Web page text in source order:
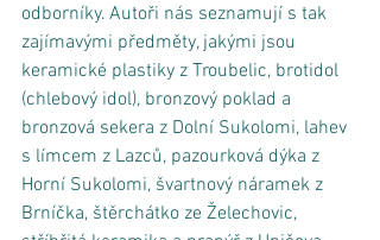
odborníky. Autoři nás seznamují s tak
zajímavými předměty, jakými jsou
keramické plastiky z Troubelic, brotidol
(chlebový idol), bronzový poklad a
bronzová sekera z Dolní Sukolomi, lahev
s límcem z Lazců, pazourková dýka z
Horní Sukolomi, švartnový náramek z
Brníčka, štěrchátko ze Želechovic,